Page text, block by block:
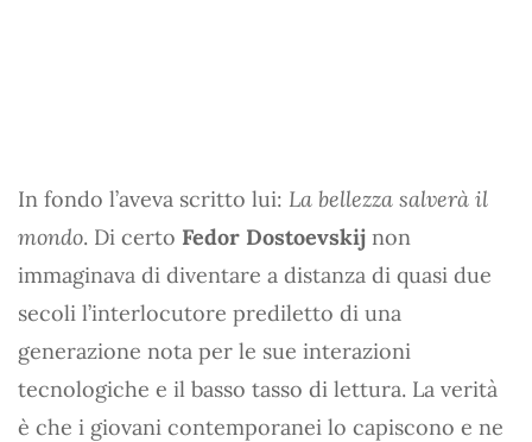
In fondo l’aveva scritto lui: La bellezza salverà il
mondo. Di certo Fedor Dostoevskij non
immaginava di diventare a distanza di quasi due
secoli l’interlocutore prediletto di una
generazione nota per le sue interazioni
tecnologiche e il basso tasso di lettura. La verità
è che i giovani contemporanei lo capiscono e ne